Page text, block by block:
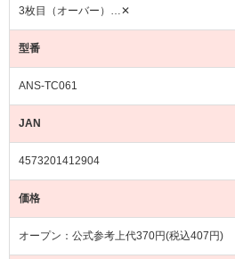
3枚目（オーバー）…✕
型番
ANS-TC061
JAN
4573201412904
価格
オープン：公式参考上代370円(税込407円)